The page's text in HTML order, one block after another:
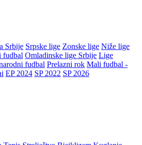
Srbije Srpske lige Zonske lige Niže lige
fudbal Omladinske lige Srbije Lige
fudbal Prelazni rok Mali fudbal -
EP 2024 SP 2022 SP 2026